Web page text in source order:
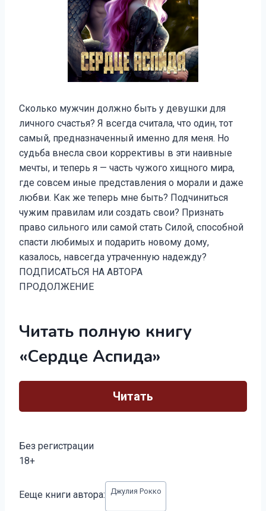
Сколько мужчин должно быть у девушки для
личного счастья? Я всегда считала, что один, тот
самый, предназначенный именно для меня. Но
судьба внесла свои коррективы в эти наивные
мечты, и теперь я — часть чужого хищного мира,
где совсем иные представления о морали и даже
любви. Как же теперь мне быть? Подчиниться
чужим правилам или создать свои? Признать
право сильного или самой стать Силой, способной
спасти любимых и подарить новому дому,
казалось, навсегда утраченную надежду?
ПОДПИСАТЬСЯ НА АВТОРА
ПРОДОЛЖЕНИЕ
Читать полную книгу
«Сердце Аспида»
Читать
Без регистрации
18+
записи:
Ееще книги автора: Джулия Рокко